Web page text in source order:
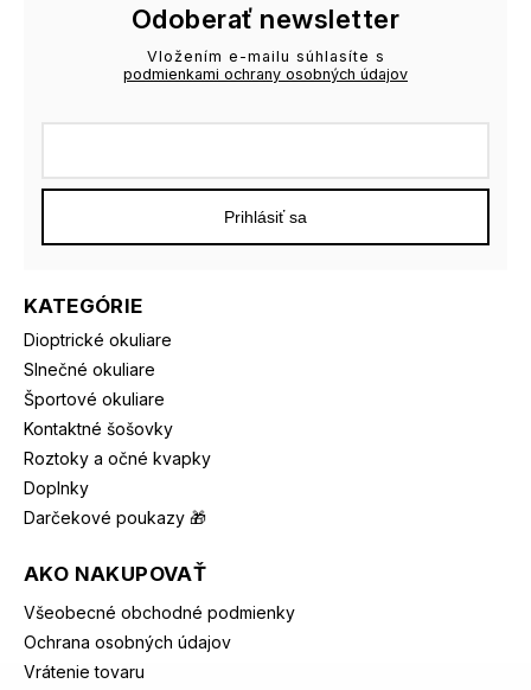
KATEGÓRIE
Dioptrické okuliare
Slnečné okuliare
Športové okuliare
Kontaktné šošovky
Roztoky a očné kvapky
Doplnky
Darčekové poukazy 🎁
AKO NAKUPOVAŤ
Všeobecné obchodné podmienky
Ochrana osobných údajov
Vrátenie tovaru
Odoberať newsletter
Vložením e-mailu súhlasíte s
podmienkami ochrany osobných údajov
Prihlásiť sa